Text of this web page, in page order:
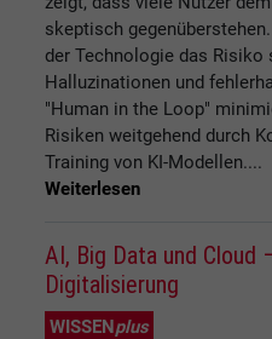
skeptisch
der Technologie das Risiko
Halluzinationen und
"Human in the Loop"
Risiken weitgehend durch
Training von KI-Modellen....
Weiterlesen
AI, Big Data und Cloud
Digitalisierung
WISSENplus